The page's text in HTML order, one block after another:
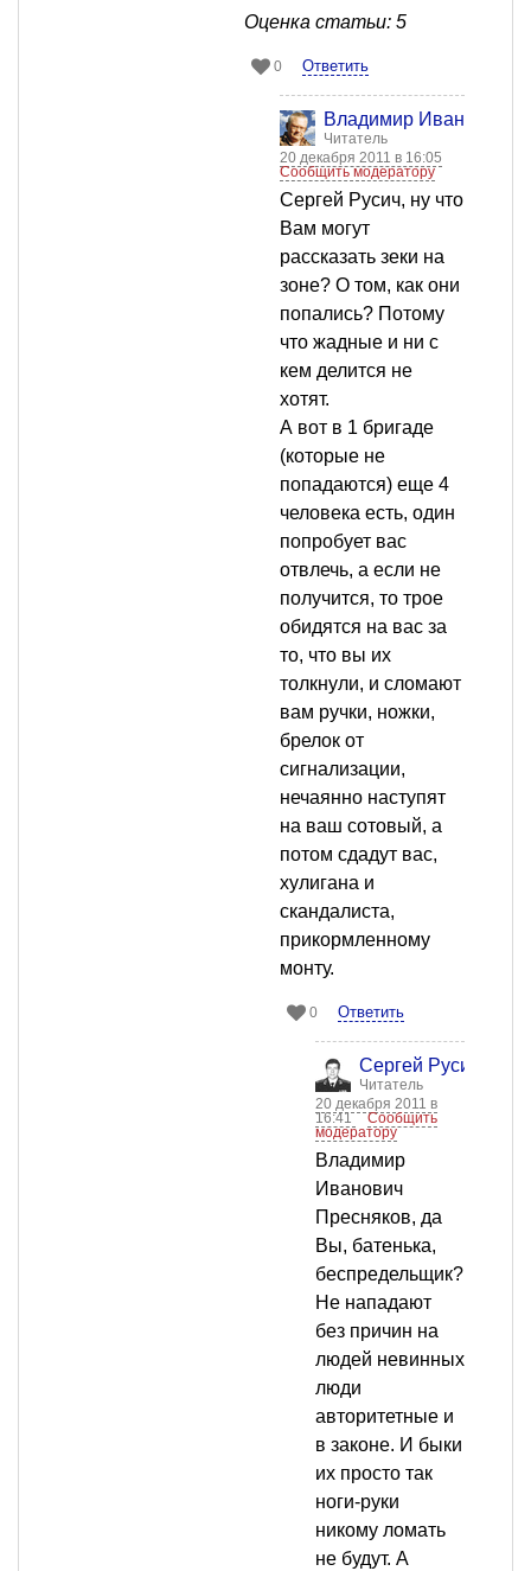
Оценка статьи: 5
0 Ответить
Владимир Иванович
Читатель
20 декабря 2011 в 16:05
Сообщить модератору
Сергей Русич, ну что
Вам могут
рассказать зеки на
зоне? О том, как они
попались? Потому
что жадные и ни с
кем делится не
хотят.
А вот в 1 бригаде
(которые не
попадаются) еще 4
человека есть, один
попробует вас
отвлечь, а если не
получится, то трое
обидятся на вас за
то, что вы их
толкнули, и сломают
вам ручки, ножки,
брелок от
сигнализации,
нечаянно наступят
на ваш сотовый, а
потом сдадут вас,
хулигана и
скандалиста,
прикормленному
монту.
0 Ответить
Сергей Русич
Читатель
20 декабря 2011 в
16:41
Сообщить
модератору
Владимир
Иванович
Пресняков, да
Вы, батенька,
беспредельщик?
Не нападают
без причин на
людей невинных
люди
авторитетные и
в законе. И быки
их просто так
ноги-руки
никому ломать
не будут. А